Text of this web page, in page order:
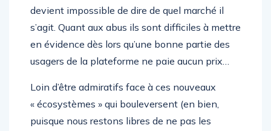
devient impossible de dire de quel marché il
s’agit. Quant aux abus ils sont difficiles à mettre
en évidence dès lors qu’une bonne partie des
usagers de la plateforme ne paie aucun prix…
Loin d’être admiratifs face à ces nouveaux
« écosystèmes » qui bouleversent (en bien,
puisque nous restons libres de ne pas les